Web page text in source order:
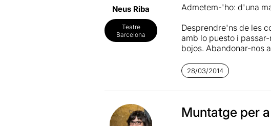
Neus Riba
Teatre
Barcelona
Admetem-'ho: d'una
Desprendre'ns de les
amb lo puesto i
bojos. Abandonar-nos
I hi ha un plaer estrany
interpretats amb tanta
indispensables per
aquest abisme pel que
28/03/2014
Muntatge per